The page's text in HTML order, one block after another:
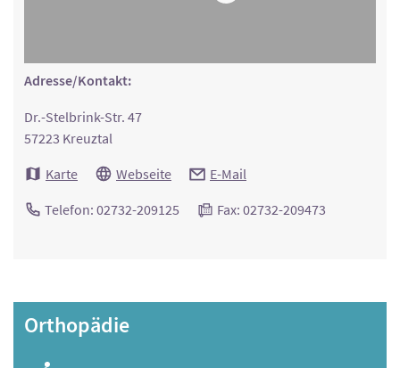
Adresse/Kontakt:
Dr.-Stelbrink-Str. 47
57223 Kreuztal
Karte
Webseite E-Mail
Telefon: 02732-209125 Fax: 02732-209473
Orthopädie